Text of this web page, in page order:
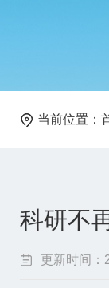
当前位置：
科研不
更新时间：